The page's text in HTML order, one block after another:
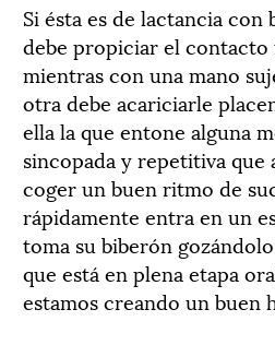
Si ésta es de lactancia
debe propiciar el
mientras con una mano
otra debe acariciarle
ella la que entone alguna
sincopada y repetitiva que
coger un buen ritmo de
rápidamente entra en un
toma su biberón
que está en plena etapa
estamos creando un buen